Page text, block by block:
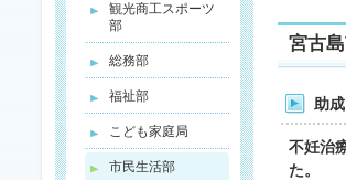
宮古
助
不妊治
た。
観光商工スポーツ
部
総務部
福祉部
こども家庭局
市民生活部